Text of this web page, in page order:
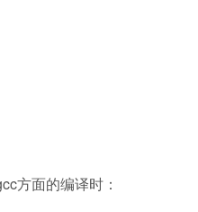
方面的编译时：